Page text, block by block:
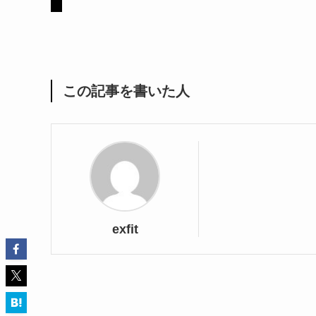
この記事を書いた人
exfit